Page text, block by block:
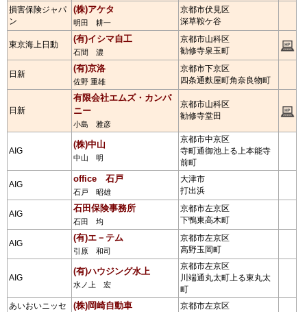
損害保険ジャパ
ン
(株)アケタ
明田 耕一
京都市伏見区
深草鞍ケ谷
東京海上日動
(有)イシマ自工
石間 濃
京都市山科区
勧修寺泉玉町
日新
(有)京洛
佐野 重雄
京都市下京区
四条通麩屋町角奈良物町
日新
有限会社エムズ・カンパ
ニー
小島 雅彦
京都市山科区
勧修寺堂田
AIG
(株)中山
中山 明
京都市中京区
寺町通御池上る上本能寺
前町
AIG
office 石戸
石戸 昭雄
大津市
打出浜
AIG
石田保険事務所
石田 均
京都市左京区
下鴨東高木町
AIG
(有)エ－テム
引原 和司
京都市左京区
高野玉岡町
AIG
(有)ハウジング水上
水ノ上 宏
京都市左京区
川端通丸太町上る東丸太
町
あいおいニッセ
(株)岡崎自動車
京都市左京区